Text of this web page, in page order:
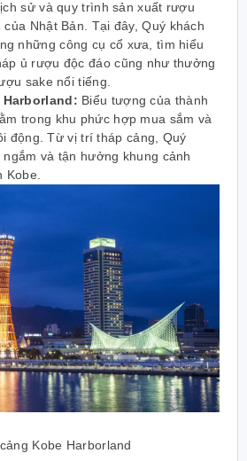
sử và quy trình sản xuất rượu
Nhật Bản. Tại đây, Quý khách
những công cụ cổ xưa, tìm hiểu
ủ rượu độc đáo cũng như thưởng
sake nổi tiếng.
Biểu tượng của thành
trong khu phức hợp mua sắm và
động. Từ vị trí tháp cảng, Quý
và tận hưởng khung cảnh
Kobe.
Kobe Harborland